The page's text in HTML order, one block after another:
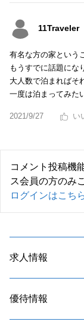
11Traveler
有名な方の家という
もうすでに話題にな
大人数で泊まればそ
一度は泊まってみた
2021/9/27
コメント投稿機
ス会員の方のみ
ログインはこち
求人情報
優待情報